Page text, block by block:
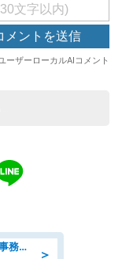
＞
09月開始/総合設備会社での営業・事務のお仕事/車通勤可/賞与あり/営業/営業事務